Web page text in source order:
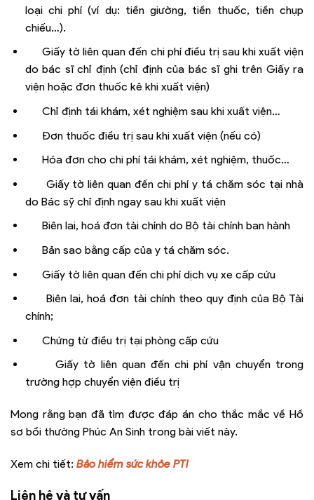
loại chi phí (ví dụ: tiền giường, tiền thuốc, tiền chụp
chiếu…).
Giấy tờ liên quan đến chi phí điều trị sau khi xuất viện
do bác sĩ chỉ định (chỉ định của bác sĩ ghi trên Giấy ra
viện hoặc đơn thuốc kê khi xuất viện)
Chỉ định tái khám, xét nghiệm sau khi xuất viện…
Đơn thuốc điều trị sau khi xuất viện (nếu có)
Hóa đơn cho chi phí tái khám, xét nghiệm, thuốc…
Giấy tờ liên quan đến chi phí y tá chăm sóc tại nhà
do Bác sỹ chỉ định ngay sau khi xuất viện
Biên lai, hoá đơn tài chính do Bộ tài chính ban hành
Bản sao bằng cấp của y tá chăm sóc.
Giấy tờ liên quan đến chi phí dịch vụ xe cấp cứu
Biên lai, hoá đơn tài chính theo quy định của Bộ Tài
chính;
Chứng từ điều trị tại phòng cấp cứu
Giấy tờ liên quan đến chi phí vận chuyển trong
trường hợp chuyển viện điều trị
Mong rằng bạn đã tìm được đáp án cho thắc mắc về Hồ
sơ bồi thường Phúc An Sinh trong bài viết này.
Xem chi tiết: Bảo hiểm sức khỏe PTI
Liên hệ và tư vấn